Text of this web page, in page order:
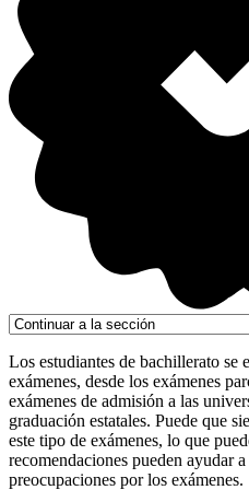
Los estudiantes de bachillerato se
exámenes, desde los exámenes
exámenes de admisión a las
graduación estatales. Puede que
este tipo de exámenes, lo que
recomendaciones pueden ayudar
preocupaciones por los exámenes.